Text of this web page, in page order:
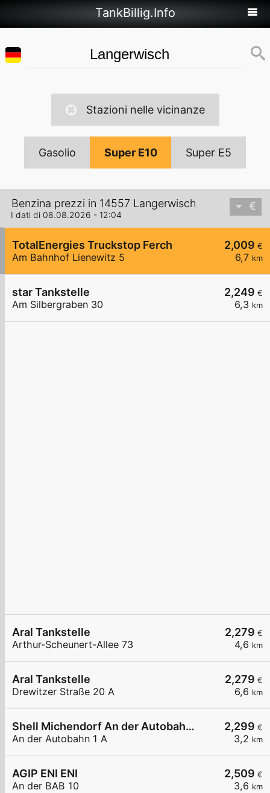
TankBillig.Info
Stazioni nelle vicinanze
Gasolio Super E10 Super E5
Benzina prezzi in 14557 Langerwisch
I dati di 08.08.2026 - 12:04
2,009 €
6,7 km
TotalEnergies Truckstop Ferch
Am Bahnhof Lienewitz 5
2,249 €
6,3 km
star Tankstelle
Am Silbergraben 30
2,279 €
4,6 km
Aral Tankstelle
Arthur-Scheunert-Allee 73
2,279 €
6,6 km
Aral Tankstelle
Drewitzer Straße 20 A
2,299 €
3,2 km
Shell Michendorf An der Autobahn 1 A
An der Autobahn 1 A
2,509 €
3,6 km
AGIP ENI ENI
An der BAB 10